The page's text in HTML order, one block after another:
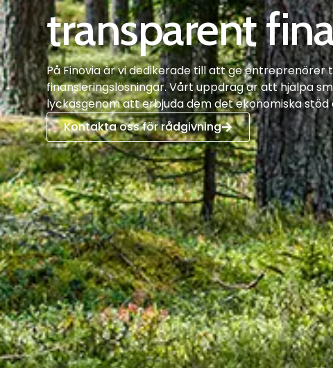
transparent
På Finovia är vi dedikerade till att ge
finansieringslösningar. Vårt uppdrag är att hjälpa
lyckasgenom att erbjuda dem det ekonomiska stöd
Kontakta oss för rådgivning